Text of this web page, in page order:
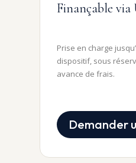
Finançable
Prise en charge
dispositif, sous
avance de frais.
Demander